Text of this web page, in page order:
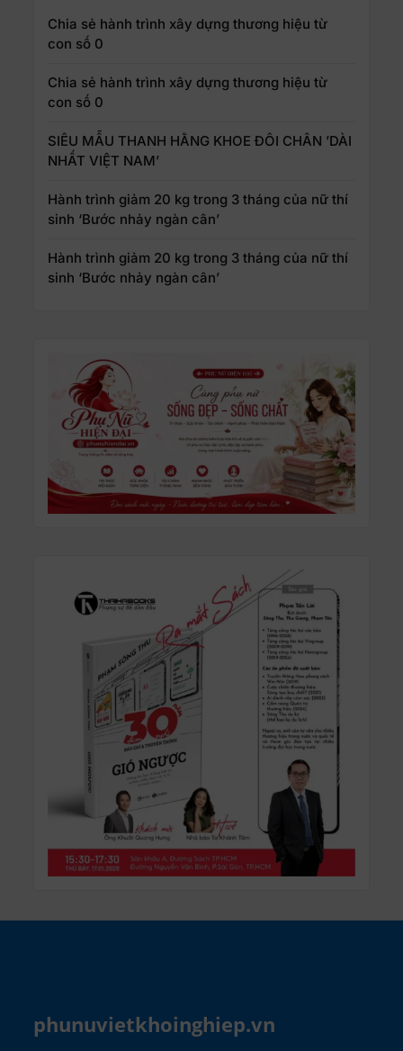
Chia sẻ hành trình xây dựng thương hiệu từ
con số 0
Chia sẻ hành trình xây dựng thương hiệu từ
con số 0
SIÊU MẪU THANH HẰNG KHOE ĐÔI CHÂN ’DÀI
NHẤT VIỆT NAM’
Hành trình giảm 20 kg trong 3 tháng của nữ thí
sinh ‘Bước nhảy ngàn cân’
Hành trình giảm 20 kg trong 3 tháng của nữ thí
sinh ‘Bước nhảy ngàn cân’
phunuvietkhoinghiep.vn